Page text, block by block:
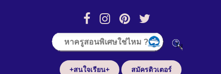
+สนใจเรียน+ สมัครติวเตอร์